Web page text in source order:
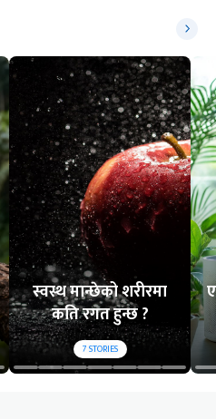
स्वस्थ मान्छेको शरीरमा
कति रगत हुन्छ ?
7STORIES